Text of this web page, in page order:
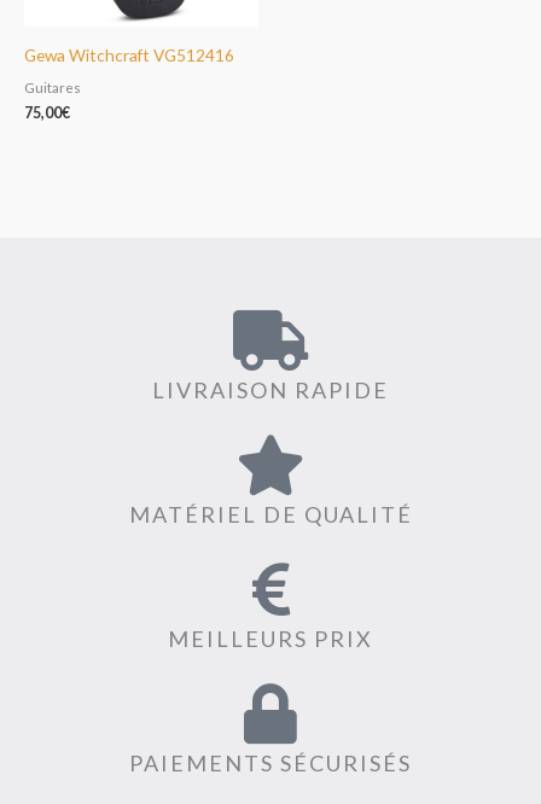
Gewa Witchcraft VG512416
Guitares
75,00€
LIVRAISON RAPIDE
MATÉRIEL DE QUALITÉ
MEILLEURS PRIX
PAIEMENTS SÉCURISÉS